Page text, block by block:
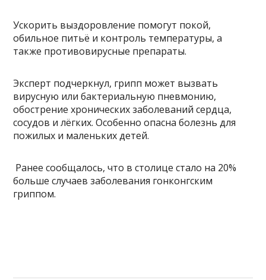
Ускорить выздоровление помогут покой,
обильное питьё и контроль температуры, а
также противовирусные препараты.
Эксперт подчеркнул, грипп может вызвать
вирусную или бактериальную пневмонию,
обострение хронических заболеваний сердца,
сосудов и лёгких. Особенно опасна болезнь для
пожилых и маленьких детей.
Ранее сообщалось, что в столице стало на 20%
больше случаев заболевания гонконгским
гриппом.